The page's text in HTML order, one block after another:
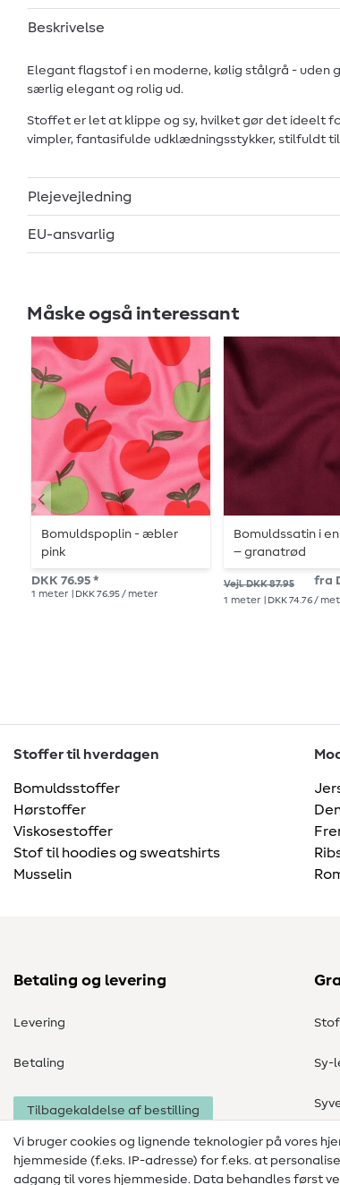
Beskrivelse
Elegant flagstof i en moderne, kølig stålgrå - uden
særlig elegant og rolig ud.
Stoffet er let at klippe og sy, hvilket gør det ideelt
vimpler, fantasifulde udklædningsstykker, stilfuldt
Plejevejledning
EU-ansvarlig
Måske også interessant
Bomuldspoplin - æbler
pink
DKK 76.95 *
1 meter | DKK 76.95 / meter
Bomuldssatin i
– granatrød
Vejl. DKK 87.95 fra
1 meter | DKK 74.76 /
Stoffer til hverdagen
Bomuldsstoffer
Hørstoffer
Viskosestoffer
Stof til hoodies og sweatshirts
Musselin
Betaling og levering
Levering
Betaling
Tilbagekaldelse af bestilling
Sy-
Vi bruger cookies og lignende teknologier på vores
hjemmeside (f.eks. IP-adresse) for f.eks. at
adgang til vores hjemmeside. Data behandles først